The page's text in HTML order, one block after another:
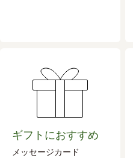
ギフトにおすすめ
メッセージカード